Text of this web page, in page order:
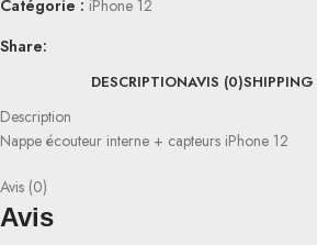
Catégorie : iPhone 12
Share:
DESCRIPTIONAVIS (0)SHIPPING
Description
Nappe écouteur interne + capteurs iPhone 12
Avis (0)
Avis